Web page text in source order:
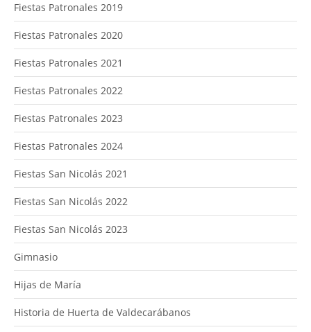
Fiestas Patronales 2019
Fiestas Patronales 2020
Fiestas Patronales 2021
Fiestas Patronales 2022
Fiestas Patronales 2023
Fiestas Patronales 2024
Fiestas San Nicolás 2021
Fiestas San Nicolás 2022
Fiestas San Nicolás 2023
Gimnasio
Hijas de María
Historia de Huerta de Valdecarábanos